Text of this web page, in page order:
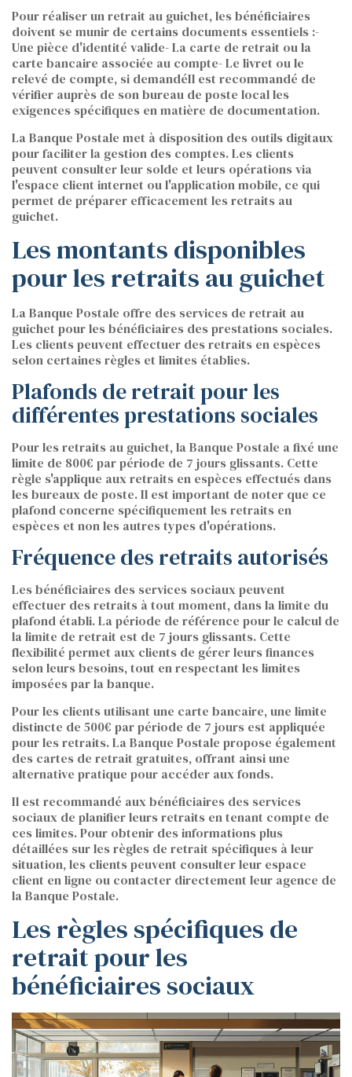
Pour réaliser un retrait au guichet, les bénéficiaires
doivent se munir de certains documents essentiels :-
Une pièce d'identité valide- La carte de retrait ou la
carte bancaire associée au compte- Le livret ou le
relevé de compte, si demandéIl est recommandé de
vérifier auprès de son bureau de poste local les
exigences spécifiques en matière de documentation.
La Banque Postale met à disposition des outils digitaux
pour faciliter la gestion des comptes. Les clients
peuvent consulter leur solde et leurs opérations via
l'espace client internet ou l'application mobile, ce qui
permet de préparer efficacement les retraits au
guichet.
Les montants disponibles
pour les retraits au guichet
La Banque Postale offre des services de retrait au
guichet pour les bénéficiaires des prestations sociales.
Les clients peuvent effectuer des retraits en espèces
selon certaines règles et limites établies.
Plafonds de retrait pour les
différentes prestations sociales
Pour les retraits au guichet, la Banque Postale a fixé une
limite de 800€ par période de 7 jours glissants. Cette
règle s'applique aux retraits en espèces effectués dans
les bureaux de poste. Il est important de noter que ce
plafond concerne spécifiquement les retraits en
espèces et non les autres types d'opérations.
Fréquence des retraits autorisés
Les bénéficiaires des services sociaux peuvent
effectuer des retraits à tout moment, dans la limite du
plafond établi. La période de référence pour le calcul de
la limite de retrait est de 7 jours glissants. Cette
flexibilité permet aux clients de gérer leurs finances
selon leurs besoins, tout en respectant les limites
imposées par la banque.
Pour les clients utilisant une carte bancaire, une limite
distincte de 500€ par période de 7 jours est appliquée
pour les retraits. La Banque Postale propose également
des cartes de retrait gratuites, offrant ainsi une
alternative pratique pour accéder aux fonds.
Il est recommandé aux bénéficiaires des services
sociaux de planifier leurs retraits en tenant compte de
ces limites. Pour obtenir des informations plus
détaillées sur les règles de retrait spécifiques à leur
situation, les clients peuvent consulter leur espace
client en ligne ou contacter directement leur agence de
la Banque Postale.
Les règles spécifiques de
retrait pour les
bénéficiaires sociaux